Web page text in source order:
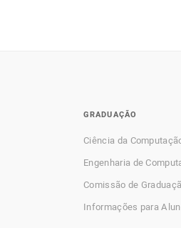
GRADUAÇÃO
Ciência da
Engenharia de
Comissão de
Informações para